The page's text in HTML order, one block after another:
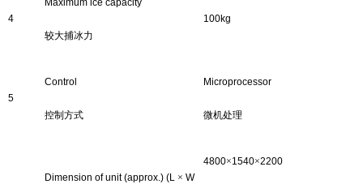
4
Maximum ice capacity
较大捕冰力
100kg
5
Control
控制方式
Microprocessor
微机处理
Dimension of unit (approx.) (L × W
4800×1540×2200